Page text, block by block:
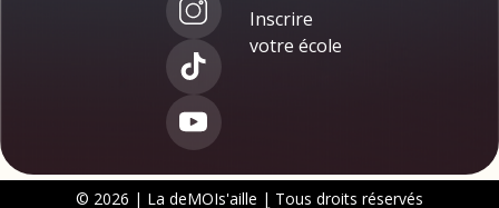
Inscrire
votre école
© 2026 | La deMOIs'aille | Tous droits réservés